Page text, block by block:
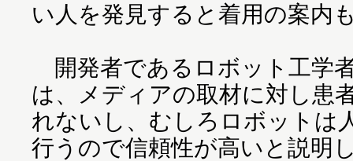
い人を発見すると着用の案内
開発者であるロボット工学
は、メディアの取材に対し患
れないし、むしろロボットは
行うので信頼性が高いと説明